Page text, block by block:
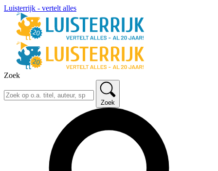
Luisterrijk - vertelt alles
Zoek
Zoek